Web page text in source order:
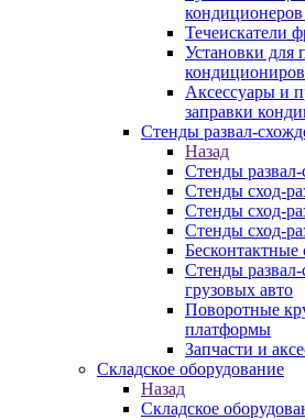
кондиционеров
Течеискатели
Установки для
Аксессуары и
заправки
Стенды развал-
Назад
Стенды
Стенды сход-
Стенды сход-
Стенды сход-
Бесконтактные
Стенды
грузовых авто
Поворотные
платформы
Запчасти и
Складское оборудование
Назад
Складское